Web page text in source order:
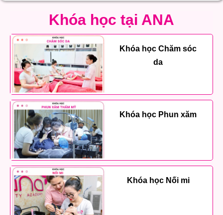
Khóa học tại ANA
Khóa học Chăm sóc
da
Khóa học Phun xăm
Khóa học Nối mi